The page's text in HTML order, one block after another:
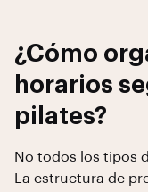
¿Cómo
horarios
pilates?
No todos los tipos
La estructura de